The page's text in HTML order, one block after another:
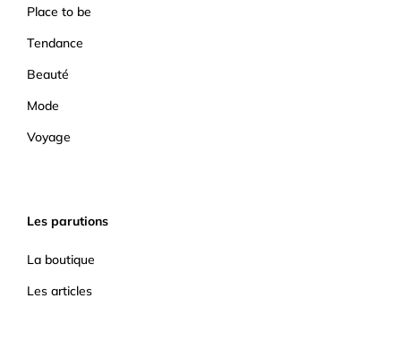
Place to be
Tendance
Beauté
Mode
Voyage
Les parutions
La boutique
Les articles